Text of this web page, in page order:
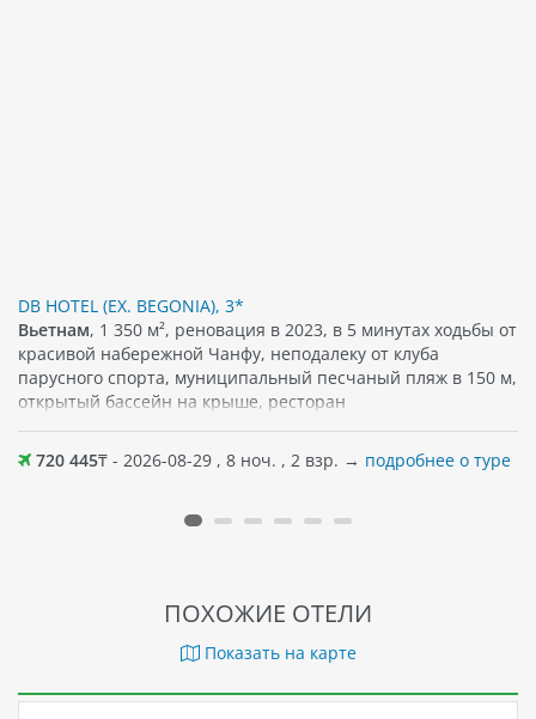
DB HOTEL (EX. BEGONIA), 3*
Вьетнам, 1 350 м², реновация в 2023, в 5 минутах ходьбы от
красивой набережной Чанфу, неподалеку от клуба
парусного спорта, муниципальный песчаный пляж в 150 м,
открытый бассейн на крыше, ресторан
720 445₸ - 2026-08-29 , 8 ноч. , 2 взр. → подробнее о туре
ПОХОЖИЕ ОТЕЛИ
Показать на карте